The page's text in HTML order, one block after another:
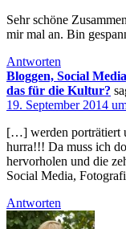
Sehr schöne
mir mal an. Bin
Antworten
Bloggen, Social
das für die Kultur?
19. September 2014
[…] werden porträtiert
hurra!!! Da muss ich
hervorholen und die
Social Media,
Antworten